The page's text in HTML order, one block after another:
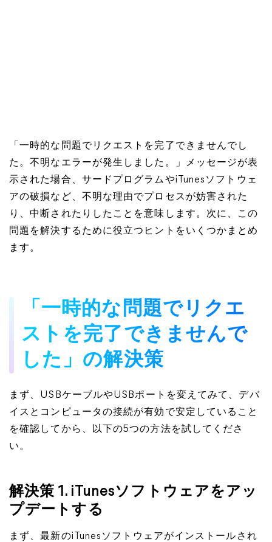
「一時的な問題でリクエストを完了できませんでし
た。不明なエラーが発生しました。」メッセージが表
示された場合、サードプログラムやiTunesソフトウェ
アの破損など、不明な理由でプロセスが妨害された
り、中断されたりしたことを意味します。次に、この
問題を解決するために役立つヒントをいくつかまとめ
ます。
「一時的な問題でリクエ
ストを完了できませんで
した」の解決策
まず、USBケーブルやUSBポートを変えてみて、デバ
イスとコンピュータの接続が有効で安定していること
を確認してから、以下の5つの方法を試してくださ
い。
解決策 1. iTunesソフトウェアをアッ
プデートする
まず、最新のiTunesソフトウェアがインストールされ